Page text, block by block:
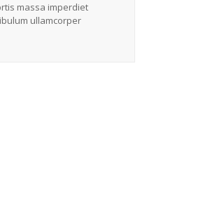
massa imperdiet
ullamcorper